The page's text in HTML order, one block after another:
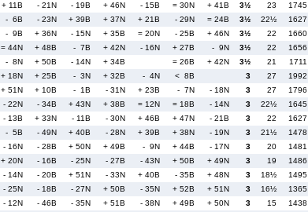
+ 11B - 21N - 19B + 46N - 15B = 30N + 41B 3½ 23
1745
- 6B - 23N + 39B + 37N + 21B - 29N = 24B 3½ 22½
1627
- 9B + 36N - 15N + 35B = 20N - 25B + 46N 3½ 22
1660
= 44N + 48B - 7B + 42N - 16N + 27B - 9N 3½ 22
1656
- 8N + 50B - 14N + 34B = 26B + 42N 3½ 21
1711
+ 18N + 25B - 3N + 32B - 4N < 8B 3 27
1992
+ 51N + 10B - 1B - 31N + 23B - 7N - 18N 3 27
1796
- 22N - 34B + 43N + 38B = 12N = 18B - 14N 3 22½
1645
- 13B + 33N - 11B - 30N + 46B + 47N - 21B 3 22
1627
- 5B - 49N + 40B - 28N + 39B + 38N - 19N 3 21½
1478
- 16N - 28B + 50N + 49B - 9N + 44B - 17N 3 20
1481
+ 20N - 16B - 25N - 27B - 43N + 50B + 49N 3 19
1486
- 14N - 20B + 51N - 33N + 40B - 35B + 48N 3 18½
1495
- 25N - 18B - 27N + 50B - 35N + 52B + 51N 3 16½
1365
- 12N - 46B - 35N + 51B - 38N + 49B + 50N 3 15
1438